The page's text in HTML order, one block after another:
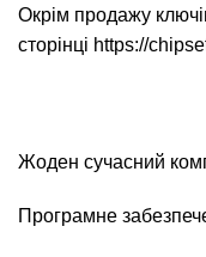
Окрім продажу
сторінці https://
Жоден сучасний
Програмне